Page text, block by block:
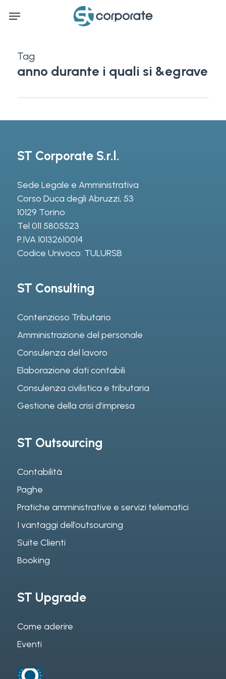
Menu
Tag
anno durante i quali si &egrave
ST Corporate S.r.l.
Sede Legale e Amministrativa
Corso Duca degli Abruzzi, 53
10129 Torino
Tel 011 5805523
P.IVA 10132610014
Codice Univoco: TULURSB
ST Consulting
Contenzioso Tributario
Amministrazione del personale
Consulenza del lavoro
Elaborazione dati contabili
Consulenza civilistica e tributaria
Gestione della crisi d’impresa
ST Outsourcing
Contabilità
Paghe
Pratiche amministrative e servizi telematici
I vantaggi dell’outsourcing
Suite Clienti
Booking
ST Upgrade
Come aderire
Eventi